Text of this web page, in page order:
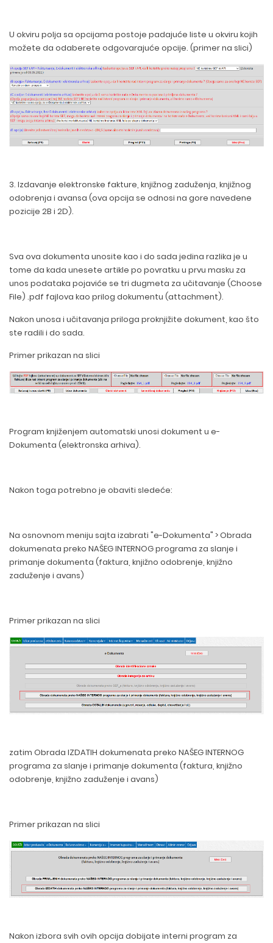
U okviru polja sa opcijama postoje padajuće liste u okviru kojih
možete da odaberete odgovarajuće opcije. (primer na slici)
3. Izdavanje elektronske fakture, knjižnog zaduženja, knjižnog
odobrenja i avansa (ova opcija se odnosi na gore navedene
pozicije 2B i 2D).
Sva ova dokumenta unosite kao i do sada jedina razlika je u
tome da kada unesete artikle po povratku u prvu masku za
unos podataka pojaviće se tri dugmeta za učitavanje (Choose
File) .pdf fajlova kao prilog dokumentu (attachment).
Nakon unosa i učitavanja priloga proknjižite dokument, kao što
ste radili i do sada.
Primer prikazan na slici
Program knjiženjem automatski unosi dokument u e-
Dokumenta (elektronska arhiva).
Nakon toga potrebno je obaviti sledeće:
Na osnovnom meniju sajta izabrati "e-Dokumenta" > Obrada
dokumenata preko NAŠEG INTERNOG programa za slanje i
primanje dokumenta (faktura, knjižno odobrenje, knjižno
zaduženje i avans)
Primer prikazan na slici
zatim Obrada IZDATIH dokumenata preko NAŠEG INTERNOG
programa za slanje i primanje dokumenta (faktura, knjižno
odobrenje, knjižno zaduženje i avans)
Primer prikazan na slici
Nakon izbora svih ovih opcija dobijate interni program za